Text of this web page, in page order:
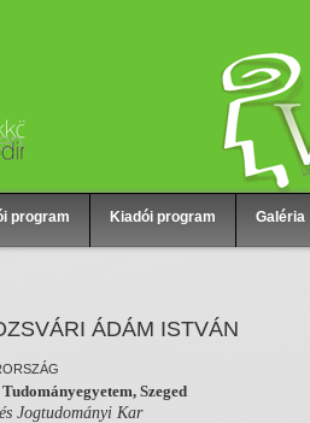
program Kiadói program Galéria
ÁDÁM ISTVÁN
Tudományegyetem, Szeged
Jogtudományi Kar